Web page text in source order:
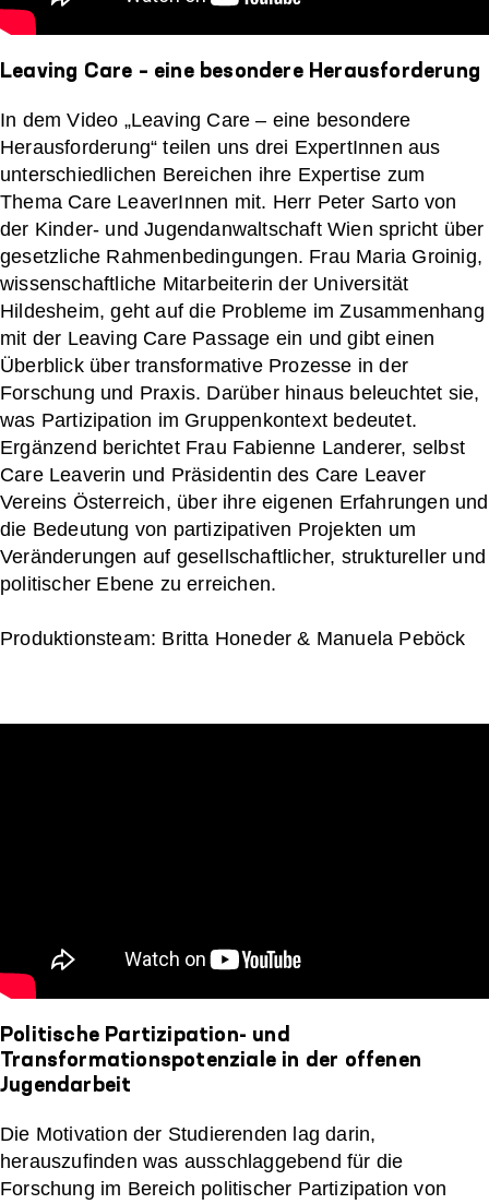
Leaving Care – eine besondere Herausforderung
In dem Video „Leaving Care – eine besondere
Herausforderung“ teilen uns drei ExpertInnen aus
unterschiedlichen Bereichen ihre Expertise zum
Thema Care LeaverInnen mit. Herr Peter Sarto von
der Kinder- und Jugendanwaltschaft Wien spricht über
gesetzliche Rahmenbedingungen. Frau Maria Groinig,
wissenschaftliche Mitarbeiterin der Universität
Hildesheim, geht auf die Probleme im Zusammenhang
mit der Leaving Care Passage ein und gibt einen
Überblick über transformative Prozesse in der
Forschung und Praxis. Darüber hinaus beleuchtet sie,
was Partizipation im Gruppenkontext bedeutet.
Ergänzend berichtet Frau Fabienne Landerer, selbst
Care Leaverin und Präsidentin des Care Leaver
Vereins Österreich, über ihre eigenen Erfahrungen und
die Bedeutung von partizipativen Projekten um
Veränderungen auf gesellschaftlicher, struktureller und
politischer Ebene zu erreichen.
Produktionsteam: Britta Honeder & Manuela Peböck
Politische Partizipation- und
Transformationspotenziale in der offenen
Jugendarbeit
Die Motivation der Studierenden lag darin,
herauszufinden was ausschlaggebend für die
Forschung im Bereich politischer Partizipation von